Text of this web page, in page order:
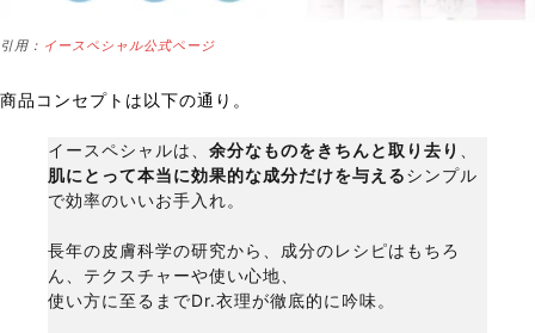
引用： イースペシャル公式ページ
商品コンセプトは以下の通り。
イースペシャルは、 余分なものをきちんと取り去り
肌にとって本当に効果的な成分だけを与えるシンプル
で効率のいいお手入れ。
長年の皮膚科学の研究から、成分のレシピはもちろ
ん、テクスチャーや使い心地、
使い方に至るまでDr.衣理が徹底的に吟味。